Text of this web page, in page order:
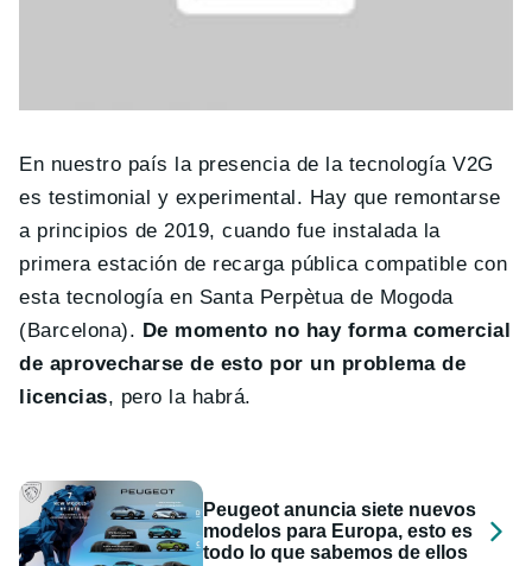
En nuestro país la presencia de la tecnología V2G
es testimonial y experimental. Hay que remontarse
a principios de 2019, cuando fue instalada la
primera estación de recarga pública compatible con
esta tecnología en Santa Perpètua de Mogoda
(Barcelona). De momento no hay forma comercial
de aprovecharse de esto por un problema de
licencias, pero la habrá.
Peugeot anuncia siete nuevos
modelos para Europa, esto es
todo lo que sabemos de ellos